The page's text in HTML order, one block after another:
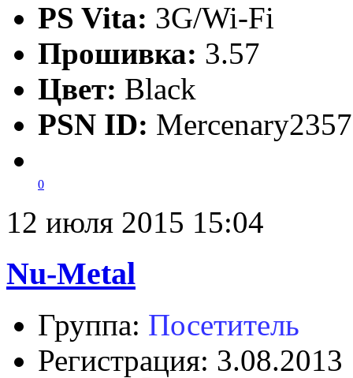
PS Vita: 3G/Wi-Fi
Прошивка: 3.57
Цвет: Black
PSN ID: Mercenary2357
0
12 июля 2015 15:04
Nu-Metal
Группа: Посетитель
Регистрация: 3.08.2013